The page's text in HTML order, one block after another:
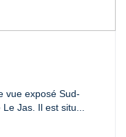
vue exposé Sud-
Jas. Il est situ...